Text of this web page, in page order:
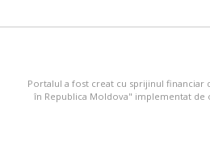
Portalul a fost creat cu sprijinul financiar
în Republica Moldova" implementat